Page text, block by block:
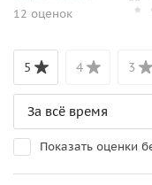
12 оценок
5 4 3
Показать оценки